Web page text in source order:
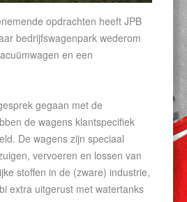
opdrachten heeft JPB
bedrijfswagenpark wederom
en een
gegaan met de
de wagens klantspecifiek
De wagens zijn speciaal
vervoeren en lossen van
stoffen in de (zware) industrie,
extra uitgerust met watertanks